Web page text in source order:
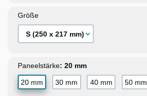
Größe
Paneelstärke
20 mm 30 mm 40 mm 50 mm